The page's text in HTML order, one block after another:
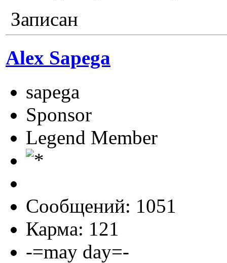
Записан
Alex Sapega
sapega
Sponsor
Legend Member
Сообщений: 1051
Карма: 121
-=may day=-